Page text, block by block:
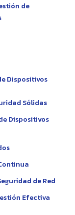
de
Dispositivos
Sólidas
Dispositivos
de Red
Efectiva